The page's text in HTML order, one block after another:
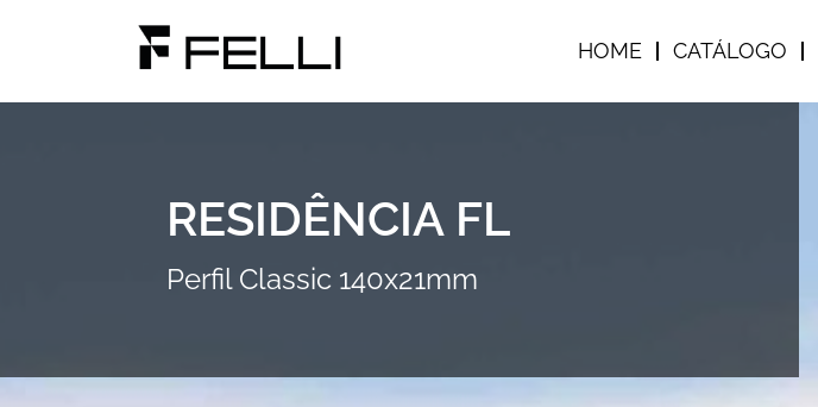
HOME CATÁLOGO
RESIDÊNCIA FL
Perfil Classic 140x21mm